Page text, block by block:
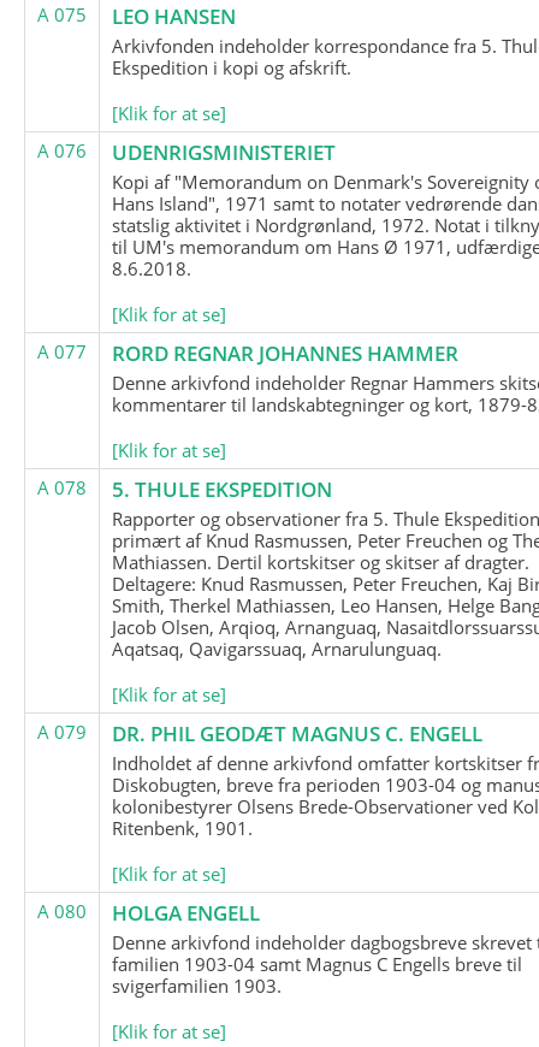
A 075
LEO HANSEN
Arkivfonden indeholder korrespondance fra 5.
Ekspedition i kopi og afskrift.
[Klik for at se]
A 076
UDENRIGSMINISTERIET
Kopi af "Memorandum on Denmark's Sovereignity
Hans Island", 1971 samt to notater vedrørende
statslig aktivitet i Nordgrønland, 1972. Notat i
til UM's memorandum om Hans Ø 1971,
8.6.2018.
[Klik for at se]
A 077
RORD REGNAR JOHANNES HAMMER
Denne arkivfond indeholder Regnar Hammers
kommentarer til landskabtegninger og kort, 1879-
[Klik for at se]
A 078
5. THULE EKSPEDITION
Rapporter og observationer fra 5. Thule
primært af Knud Rasmussen, Peter Freuchen og
Mathiassen. Dertil kortskitser og skitser af dragter.
Deltagere: Knud Rasmussen, Peter Freuchen, Kaj
Smith, Therkel Mathiassen, Leo Hansen, Helge
Jacob Olsen, Arqioq, Arnanguaq,
Aqatsaq, Qavigarssuaq, Arnarulunguaq.
[Klik for at se]
A 079
DR. PHIL GEODÆT MAGNUS C. ENGELL
Indholdet af denne arkivfond omfatter kortskitser
Diskobugten, breve fra perioden 1903-04 og
kolonibestyrer Olsens Brede-Observationer ved
Ritenbenk, 1901.
[Klik for at se]
A 080
HOLGA ENGELL
Denne arkivfond indeholder dagbogsbreve skrevet
familien 1903-04 samt Magnus C Engells breve til
svigerfamilien 1903.
[Klik for at se]